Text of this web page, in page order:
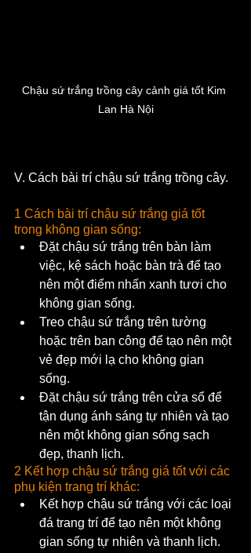
Chậu sứ trắng trồng cây cảnh giá tốt Kim
Lan Hà Nội
V. Cách bài trí chậu sứ trắng trồng cây.
1 Cách bài trí chậu sứ trắng giá tốt
trong không gian sống:
Đặt chậu sứ trắng trên bàn làm
việc, kệ sách hoặc bàn trà để tạo
nên một điểm nhấn xanh tươi cho
không gian sống.
Treo chậu sứ trắng trên tường
hoặc trên ban công để tạo nên một
vẻ đẹp mới lạ cho không gian
sống.
Đặt chậu sứ trắng trên cửa sổ để
tận dụng ánh sáng tự nhiên và tạo
nên một không gian sống sạch
đẹp, thanh lịch.
2 Kết hợp chậu sứ trắng giá tốt với các
phụ kiện trang trí khác:
Kết hợp chậu sứ trắng với các loại
đá trang trí để tạo nên một không
gian sống tự nhiên và thanh lịch.